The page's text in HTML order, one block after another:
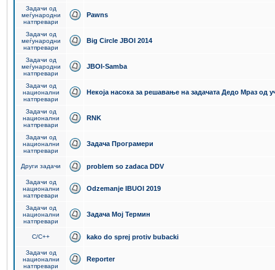
Задачи од
меѓународни
натпревари
Pawns
Задачи од
меѓународни
натпревари
Big Circle JBOI 2014
Задачи од
меѓународни
натпревари
JBOI-Samba
Задачи од
национални
натпревари
Некоја насока за решавање на задачата Дедо Мраз од
Задачи од
национални
натпревари
RNK
Задачи од
национални
натпревари
Задача Програмери
Други задачи problem so zadaca DDV
Задачи од
национални
натпревари
Odzemanje IBUOI 2019
Задачи од
национални
натпревари
Задача Мој Термин
C/C++ kako do sprej protiv bubacki
Задачи од
национални
натпревари
Reporter